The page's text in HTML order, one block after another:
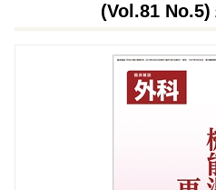
(Vol.81 No.5)